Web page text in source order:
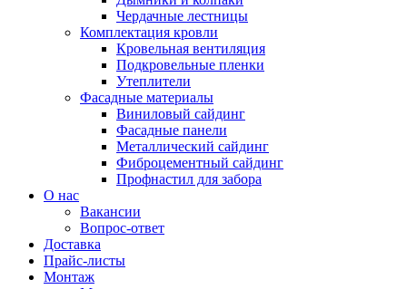
Чердачные лестницы
Комплектация кровли
Кровельная вентиляция
Подкровельные пленки
Утеплители
Фасадные материалы
Виниловый сайдинг
Фасадные панели
Металлический сайдинг
Фиброцементный сайдинг
Профнастил для забора
О нас
Вакансии
Вопрос-ответ
Доставка
Прайс-листы
Монтаж